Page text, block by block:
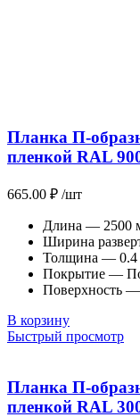
Планка П-
пленкой RAL
665.00 ₽ /шт
Длина — 2500
Ширина
Толщина —
Покрытие —
Поверхность —
В корзину
Быстрый просмотр
Планка П-
пленкой RAL